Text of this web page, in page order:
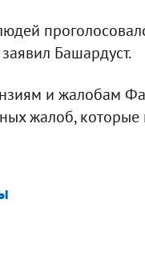
Башардуст.
и жалобам
жалоб, которые